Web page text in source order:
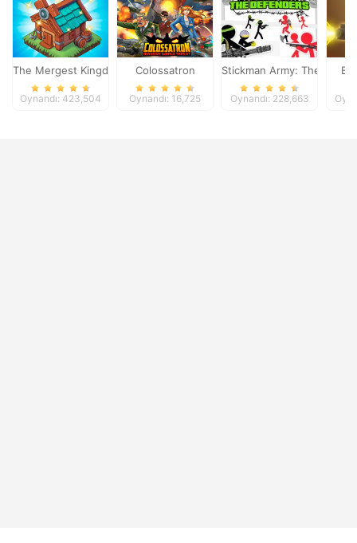
The Mergest Kingdom
Oynandı: 423,504
Colossatron
Oynandı: 16,725
Stickman Army: The
Oynandı: 228,663